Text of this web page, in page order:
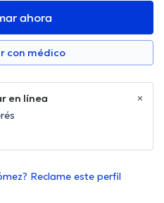
ahora
con médico
en línea
Reclame este perfil